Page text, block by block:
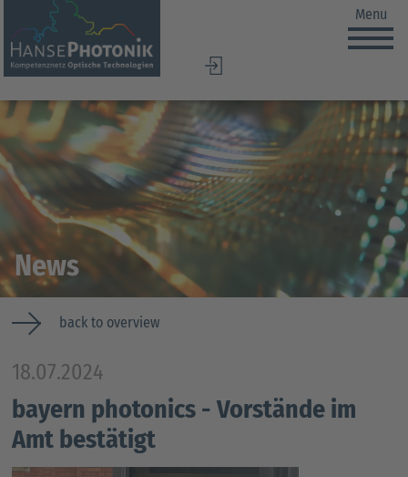
DE
EN
Menu
News
back to overview
18.07.2024
bayern photonics - Vorstände im
Amt bestätigt